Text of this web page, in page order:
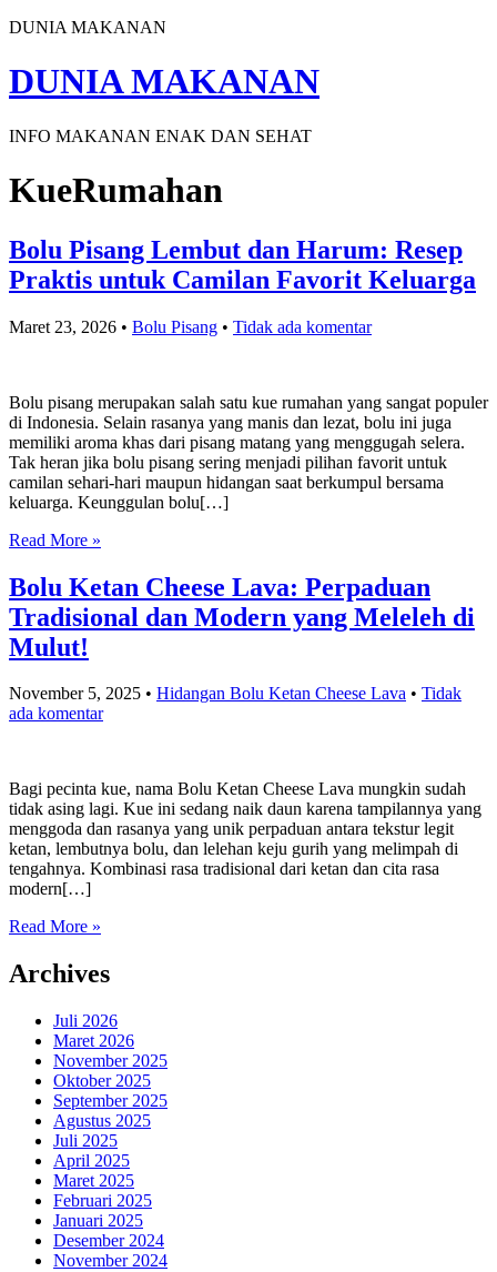
DUNIA MAKANAN
DUNIA MAKANAN
INFO MAKANAN ENAK DAN SEHAT
KueRumahan
Bolu Pisang Lembut dan Harum: Resep
Praktis untuk Camilan Favorit Keluarga
Maret 23, 2026 • Bolu Pisang • Tidak ada komentar
Bolu pisang merupakan salah satu kue rumahan yang sangat populer
di Indonesia. Selain rasanya yang manis dan lezat, bolu ini juga
memiliki aroma khas dari pisang matang yang menggugah selera.
Tak heran jika bolu pisang sering menjadi pilihan favorit untuk
camilan sehari-hari maupun hidangan saat berkumpul bersama
keluarga. Keunggulan bolu[…]
Read More »
Bolu Ketan Cheese Lava: Perpaduan
Tradisional dan Modern yang Meleleh di
Mulut!
November 5, 2025 • Hidangan Bolu Ketan Cheese Lava • Tidak
ada komentar
Bagi pecinta kue, nama Bolu Ketan Cheese Lava mungkin sudah
tidak asing lagi. Kue ini sedang naik daun karena tampilannya yang
menggoda dan rasanya yang unik perpaduan antara tekstur legit
ketan, lembutnya bolu, dan lelehan keju gurih yang melimpah di
tengahnya. Kombinasi rasa tradisional dari ketan dan cita rasa
modern[…]
Read More »
Archives
Juli 2026
Maret 2026
November 2025
Oktober 2025
September 2025
Agustus 2025
Juli 2025
April 2025
Maret 2025
Februari 2025
Januari 2025
Desember 2024
November 2024